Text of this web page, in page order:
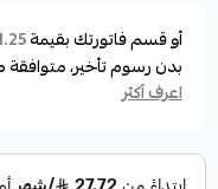
أو قسم فاتورتك بقيمة
بدون رسوم تأخير،
اعرف أكثر